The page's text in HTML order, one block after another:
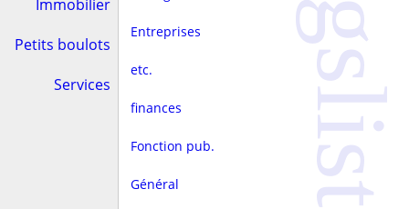
Immobilier
Petits boulots
Services
Entreprises
etc.
finances
Fonction pub.
Général